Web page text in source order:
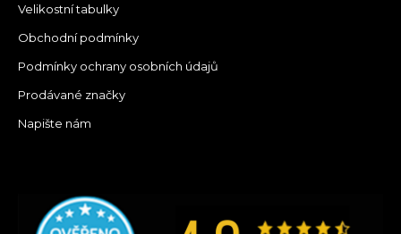
Velikostní tabulky
Obchodní podmínky
Podmínky ochrany osobních údajů
Prodávané značky
Napište nám